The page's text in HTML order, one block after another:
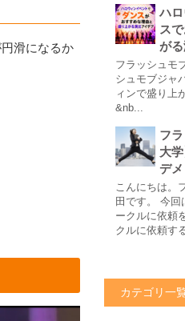
滑になるか
ハ
ス
が
フラッシュモ
シュモブジャ
ィンで盛り上
&nb...
フ
大
デメ
こんにちは。
田です。 今回
ークルに依頼
クルに依頼す
カテゴリ一